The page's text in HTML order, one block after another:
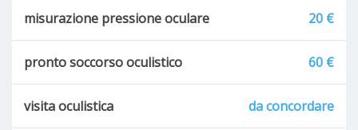
misurazione pressione oculare 20 €
pronto soccorso oculistico 60 €
visita oculistica da concordare